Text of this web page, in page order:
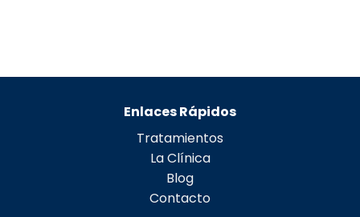
Enlaces Rápidos
Tratamientos
La Clínica
Blog
Contacto